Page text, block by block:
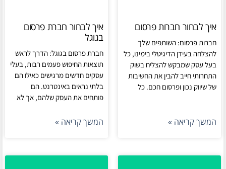
איך לבחור חברות פרסום
חברות פרסום: השותפים שלך
להצלחה בעידן הדיגיטלי בימינו, כל
בעל עסק שמבקש להצליח בשוק
התחרותי חייב להבין את החשיבות
של שיווק נכון ופרסום חכם. כל
המשך קריאה »
איך לבחור חברת פרסום
בגוגל
חברת פרסום בגוגל: הדרך לראש
תוצאות החיפוש פעמים רבות, בעלי
עסקים חדשים מרגישים כאילו הם
בלתי נראים באינטרנט. הם
פותחים את העסק שלהם, אך לא
המשך קריאה »